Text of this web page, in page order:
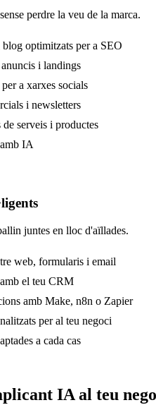
perdre la veu de la marca.
blog optimitzats per a SEO
i landings
a xarxes socials
i newsletters
serveis i productes
IA
juntes en lloc d'aïllades.
web, formularis i email
el teu CRM
amb Make, n8n o Zapier
per al teu negoci
a cada cas
IA al teu